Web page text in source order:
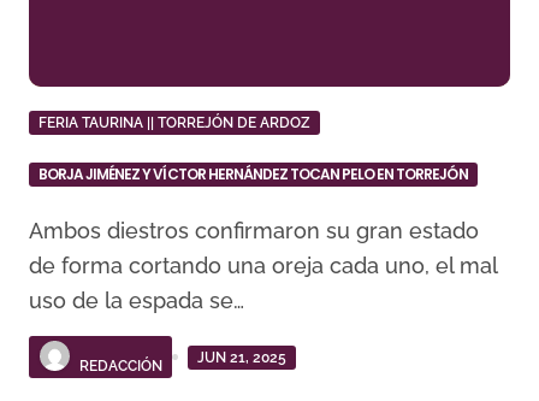
FERIA TAURINA || TORREJÓN DE ARDOZ
BORJA JIMÉNEZ Y VÍCTOR HERNÁNDEZ TOCAN PELO EN TORREJÓN
Ambos diestros confirmaron su gran estado
de forma cortando una oreja cada uno, el mal
uso de la espada se…
REDACCIÓN
JUN 21, 2025